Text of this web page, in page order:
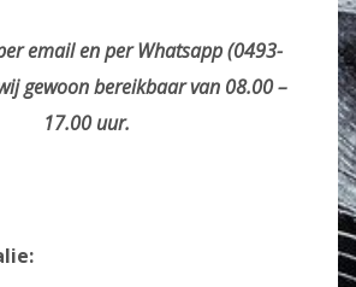
email en per Whatsapp (0493-
gewoon bereikbaar van 08.00 –
17.00 uur.